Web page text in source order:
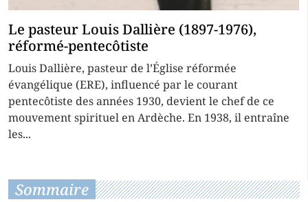
Le pasteur Louis Dallière (1897-1976),
réformé-pentecôtiste
Louis Dallière, pasteur de l’Église réformée
évangélique (ERE), influencé par le courant
pentecôtiste des années 1930, devient le chef de ce
mouvement spirituel en Ardèche. En 1938, il entraîne
les...
Sommaire